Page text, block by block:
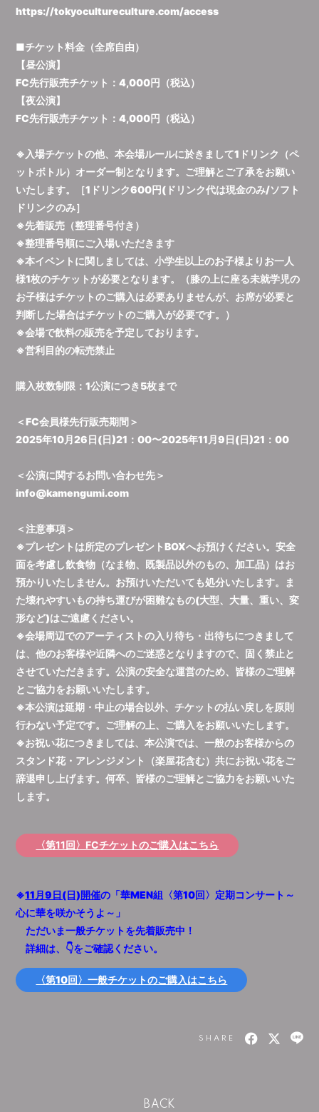
https://tokyocultureculture.com/access
■チケット料金（全席自由）
【昼公演】
FC先行販売チケット：4,000円（税込）
【夜公演】
FC先行販売チケット：4,000円（税込）
※入場チケットの他、本会場ルールに於きまして1ドリンク（ペ
ットボトル）オーダー制となります。ご理解とご了承をお願い
いたします。［1ドリンク600円(ドリンク代は現金のみ/ソフト
ドリンクのみ］
※先着販売（整理番号付き）
※整理番号順にご入場いただきます
※本イベントに関しましては、小学生以上のお子様よりお一人
様1枚のチケットが必要となります。（膝の上に座る未就学児の
お子様はチケットのご購入は必要ありませんが、お席が必要と
判断した場合はチケットのご購入が必要です。）
※会場で飲料の販売を予定しております。
※営利目的の転売禁止
購入枚数制限：1公演につき5枚まで
＜FC会員様先行販売期間＞
2025年10月26日(日)21：00〜2025年11月9日(日)21：00
＜公演に関するお問い合わせ先＞
info@kamengumi.com
＜注意事項＞
※プレゼントは所定のプレゼントBOXへお預けください。安全
面を考慮し飲食物（なま物、既製品以外のもの、加工品）はお
預かりいたしません。お預けいただいても処分いたします。ま
た壊れやすいもの持ち運びが困難なもの(大型、大量、重い、変
形など)はご遠慮ください。
※会場周辺でのアーティストの入り待ち・出待ちにつきまして
は、他のお客様や近隣へのご迷惑となりますので、固く禁止と
させていただきます。公演の安全な運営のため、皆様のご理解
とご協力をお願いいたします。
※本公演は延期・中止の場合以外、チケットの払い戻しを原則
行わない予定です。ご理解の上、ご購入をお願いいたします。
※お祝い花につきましては、本公演では、一般のお客様からの
スタンド花・アレンジメント（楽屋花含む）共にお祝い花をご
辞退申し上げます。何卒、皆様のご理解とご協力をお願いいた
します。
〈第11回〉FCチケットのご購入はこちら
※11 月9日(日)開催の「華MEN組〈第10回〉定期コンサート～
心に華を咲かそうよ～」
ただいま一般チケットを先着販売中！
詳細は、👇をご確認ください。
〈第10回〉一般チケットのご購入はこちら
SHARE
BACK